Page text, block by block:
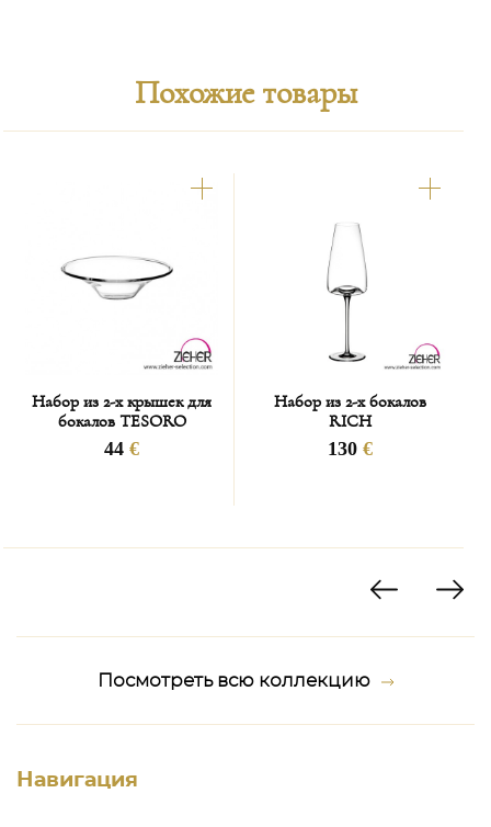
Похожие товары
Набор из 2-х крышек для
бокалов TESORO
44 €
Набор из 2-х бокалов
RICH
130€
Посмотреть всю коллекцию
Навигация